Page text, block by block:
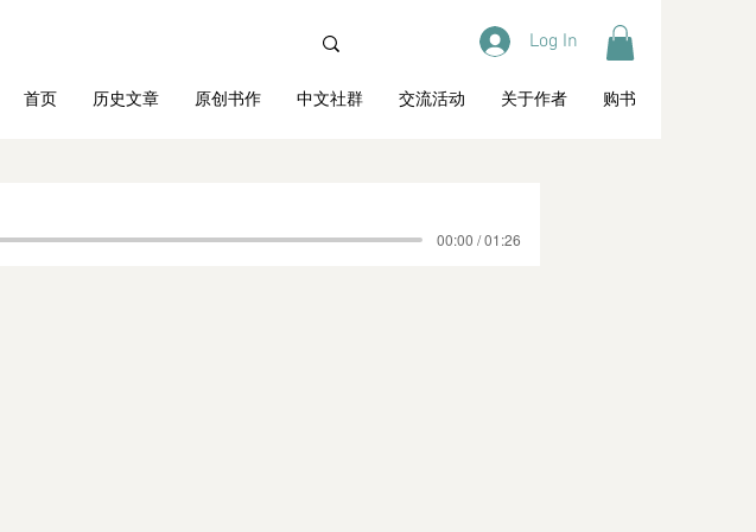
Log In
首页 历史文章 原创书作 中文社群 交流活动 关于作者 购书
00:00 / 01:26